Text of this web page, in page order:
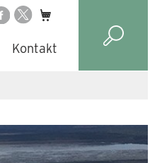
Kontakt